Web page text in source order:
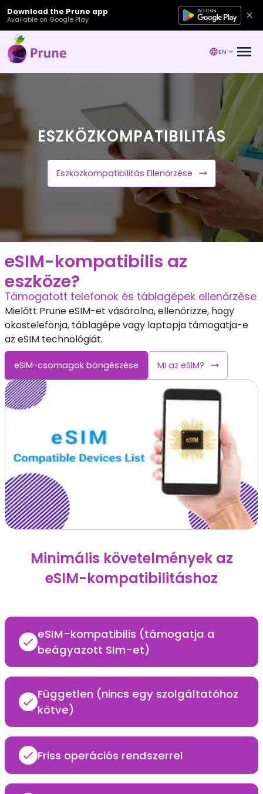
Download the Prune app
Available on Google Play
EN
ESZKÖZKOMPATIBILITÁS
Eszközkompatibilitás Ellenőrzése
eSIM-kompatibilis az
eszköze?
Támogatott telefonok és táblagépek ellenőrzése
Mielőtt Prune eSIM-et vásárolna, ellenőrizze, hogy
okostelefonja, táblagépe vagy laptopja támogatja-e
az eSIM technológiát.
eSIM-csomagok böngészése Mi az eSIM?
Minimális követelmények az
eSIM-kompatibilitáshoz
eSIM-kompatibilis (támogatja a
beágyazott SIm-et)
Független (nincs egy szolgáltatóhoz
kötve)
Friss operációs rendszerrel